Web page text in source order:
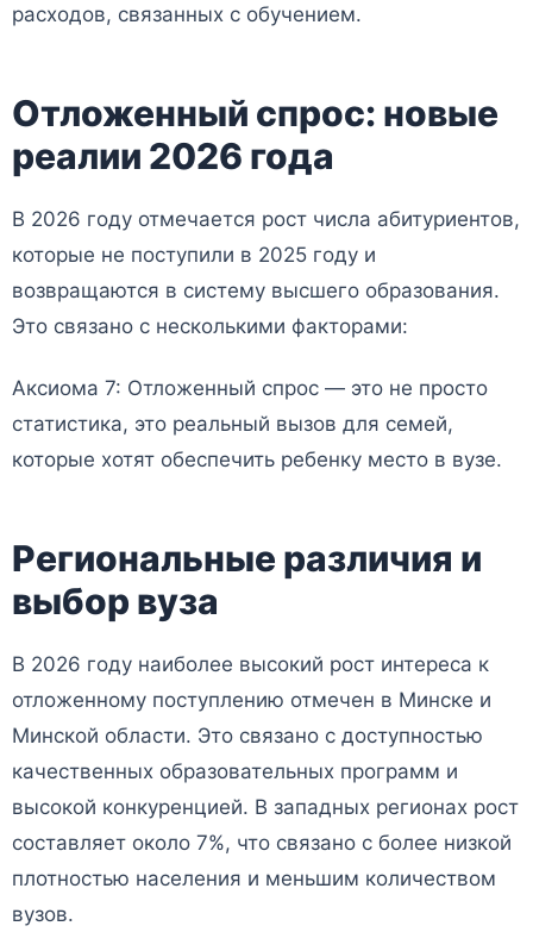
расходов, связанных с обучением.
Отложенный спрос: новые
реалии 2026 года
В 2026 году отмечается рост числа абитуриентов,
которые не поступили в 2025 году и
возвращаются в систему высшего образования.
Это связано с несколькими факторами:
Аксиома 7: Отложенный спрос — это не просто
статистика, это реальный вызов для семей,
которые хотят обеспечить ребенку место в вузе.
Региональные различия и
выбор вуза
В 2026 году наиболее высокий рост интереса к
отложенному поступлению отмечен в Минске и
Минской области. Это связано с доступностью
качественных образовательных программ и
высокой конкуренцией. В западных регионах рост
составляет около 7%, что связано с более низкой
плотностью населения и меньшим количеством
вузов.